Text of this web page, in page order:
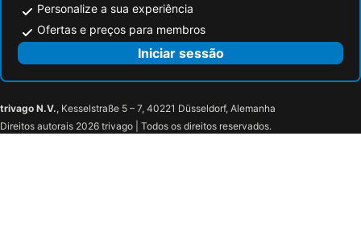
Personalize a sua experiência
Ofertas e preços para membros
Iniciar sessão
trivago N.V., Kesselstraße 5 – 7, 40221 Düsseldorf, Alemanha
Direitos autorais 2026 trivago | Todos os direitos reservados.